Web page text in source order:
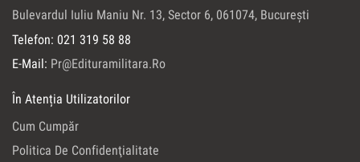
Bulevardul Iuliu Maniu Nr. 13, Sector 6, 061074, Bucureşti
Telefon: 021 319 58 88
E-Mail: Pr@edituramilitara.ro
În Atenția Utilizatorilor
Cum Cumpăr
Politica De Confidenţialitate